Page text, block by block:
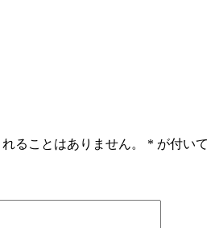
ることはありません。 * が付いて